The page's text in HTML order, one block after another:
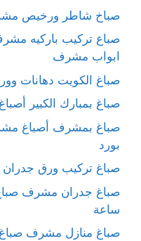
صباخ شاطر ورخيص
صباع تركيب باركيه
ابواب مشرف
صباغ الكويت دهانات
صباغ بمبارك الكبير أصباغ مبارك
صباغ بمشرف أصباغ
بورد
صباغ تركيب ورق جدران
ساعة
صباغ منازل مشرف